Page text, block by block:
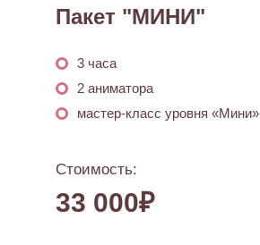
Пакет "МИНИ"
3 часа
2 аниматора
мастер-класс уровня «Мини»
Стоимость:
33 000₽